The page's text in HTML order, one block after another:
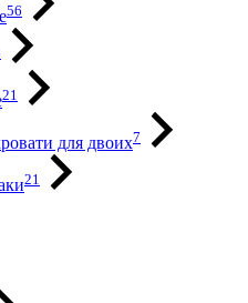
56
21
для двоих7
21